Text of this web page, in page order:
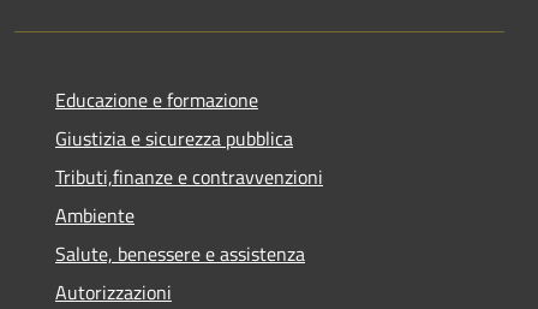
Educazione e formazione
Giustizia e sicurezza pubblica
Tributi,finanze e contravvenzioni
Ambiente
Salute, benessere e assistenza
Autorizzazioni